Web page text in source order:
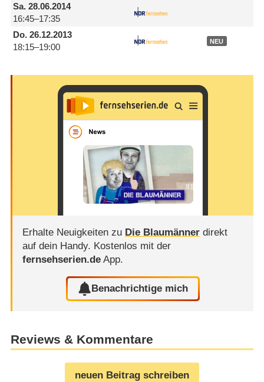
Sa.28.06.2014
16:45–17:35
Do.26.12.2013
18:15–19:00
NEU
Erhalte Neuigkeiten zu Die Blaumännerdirekt
auf dein Handy. Kostenlos mit der
fernsehserien.deApp.
Benachrichtige mich
Reviews & Kommentare
neuen Beitrag schreiben